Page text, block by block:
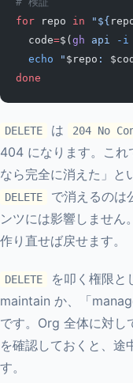
for repo in "${
  code
=$( gh api -i
  echo
" $repo :
done
DELETE は 204 No
404 になります。こ
なら完全に消えた」と
DELETE
で消えるのは
ンツには影響しません
作り直せば戻せます。
DELETE
を叩く権限と
maintain か、「
です。Org 全体に対し
を確認しておくと、途
す。